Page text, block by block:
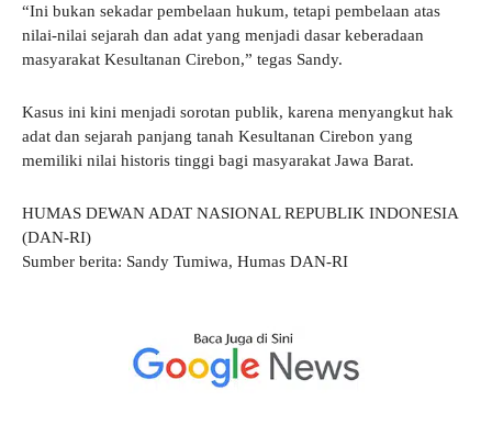
“Ini bukan sekadar pembelaan hukum, tetapi pembelaan atas
nilai-nilai sejarah dan adat yang menjadi dasar keberadaan
masyarakat Kesultanan Cirebon,” tegas Sandy.
Kasus ini kini menjadi sorotan publik, karena menyangkut hak
adat dan sejarah panjang tanah Kesultanan Cirebon yang
memiliki nilai historis tinggi bagi masyarakat Jawa Barat.
HUMAS DEWAN ADAT NASIONAL REPUBLIK INDONESIA
(DAN-RI)
Sumber berita: Sandy Tumiwa, Humas DAN-RI